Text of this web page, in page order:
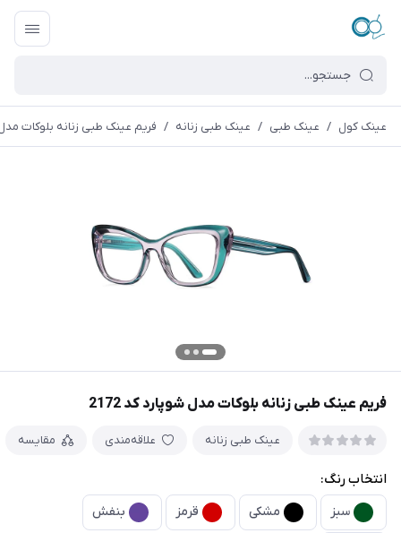
عینک کول / عینک طبی / عینک طبی زنانه / فریم عینک طبی زنانه بلوکات مدل
فریم عینک طبی زنانه بلوکات مدل شوپارد کد 2172
عینک طبی زنانه علاقه‌مندی مقایسه
انتخاب رنگ:
سبز مشکی قرمز بنفش